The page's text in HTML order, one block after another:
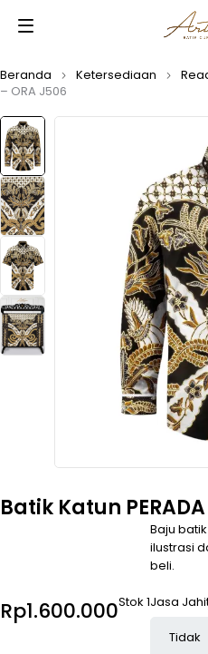
Beranda Ketersediaan
– ORA J506
Batik Katun
Rp1.600.000Stok 1
Baju
ilustrasi
beli.
Jasa